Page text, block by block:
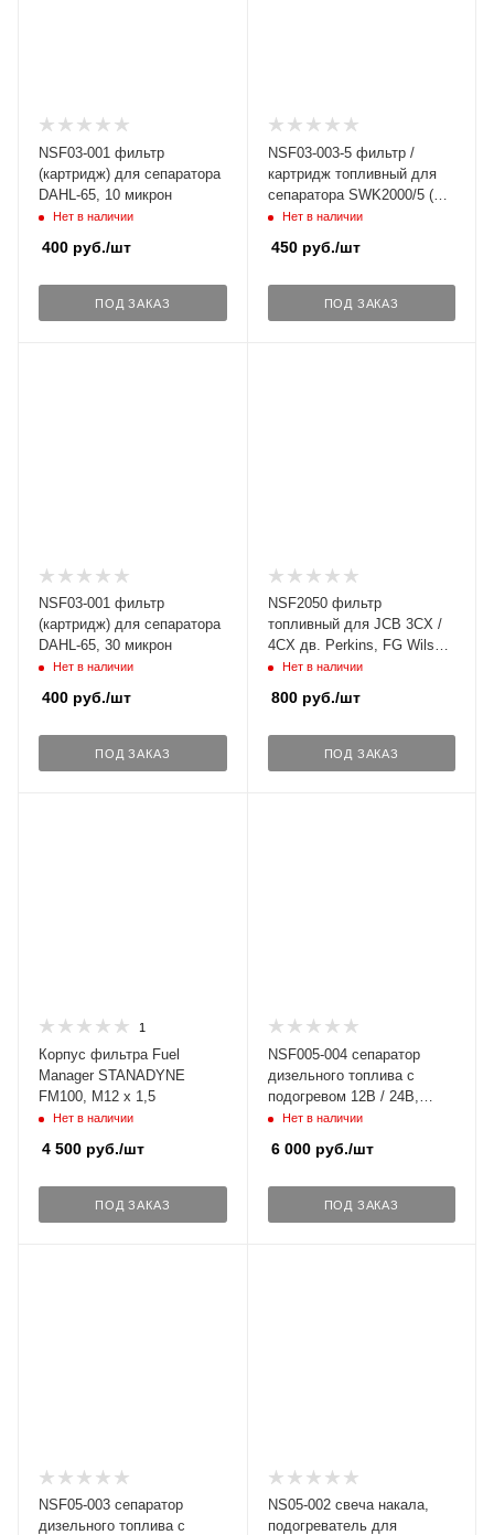
NSF03-001 фильтр
(картридж) для сепаратора
DAHL-65, 10 микрон
Нет в наличии
400 руб./шт
ПОД ЗАКАЗ
NSF03-003-5 фильтр /
картридж топливный для
сепаратора SWK2000/5 (
SEPAR 2000/5 ), 30 микрон
Нет в наличии
450руб./шт
ПОД ЗАКАЗ
NSF03-001 фильтр
(картридж) для сепаратора
DAHL-65, 30 микрон
Нет в наличии
400 руб./шт
ПОД ЗАКАЗ
NSF2050 фильтр
топливный для JCB 3CX /
4CX дв. Perkins, FG Wilson
(ан. 26560201, FS20009).
Нет в наличии
800руб./шт
ПОД ЗАКАЗ
1
Корпус фильтра Fuel
Manager STANADYNE
FM100, М12 х 1,5
Нет в наличии
4 500 руб./шт
ПОД ЗАКАЗ
NSF005-004 сепаратор
дизельного топлива с
подогревом 12В / 24В,
аналог Separ SWK 2000/10
Нет в наличии
6 000руб./шт
ПОД ЗАКАЗ
NSF05-003 сепаратор
дизельного топлива с
NS05-002 свеча накала,
подогреватель для